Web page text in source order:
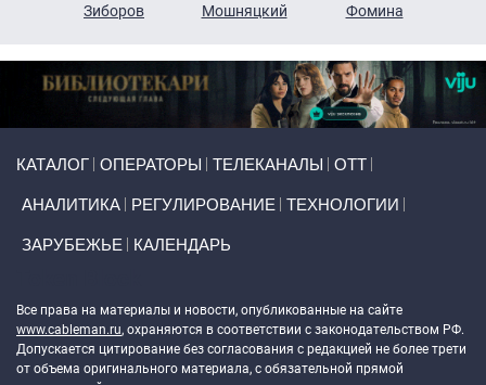
Зиборов
Мошняцкий
Фомина
КАТАЛОГ ОПЕРАТОРЫ ТЕЛЕКАНАЛЫ ОТТ
АНАЛИТИКА РЕГУЛИРОВАНИЕ ТЕХНОЛОГИИ
ЗАРУБЕЖЬЕ КАЛЕНДАРЬ
Все права на материалы и новости, опубликованные на сайте
www.cableman.ru, охраняются в соответствии с законодательством РФ.
Допускается цитирование без согласования с редакцией не более трети
от объема оригинального материала, с обязательной прямой